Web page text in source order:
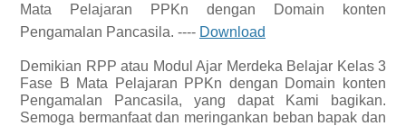
Mata Pelajaran PPKn dengan Domain konten
Pengamalan Pancasila. ---- Download
Demikian RPP atau Modul Ajar Merdeka Belajar Kelas 3
Fase B Mata Pelajaran PPKn dengan Domain konten
Pengamalan Pancasila, yang dapat Kami bagikan.
Semoga bermanfaat dan meringankan beban bapak dan